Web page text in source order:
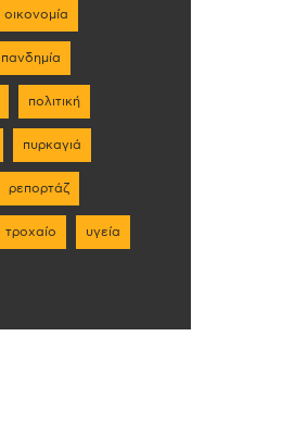
οικονομία
πανδημία
πολιτική
πυρκαγιά
ρεπορτάζ
τροχαίο υγεία